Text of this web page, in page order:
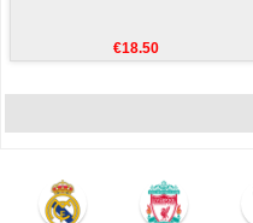
€18.50